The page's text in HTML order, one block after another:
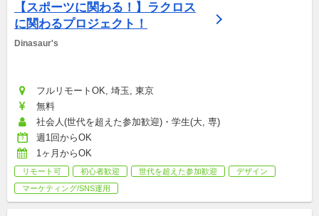
【スポーツに関わる！】ラクロス
に関わるプロジェクト！
Dinasaur's
フルリモートOK, 埼玉, 東京
無料
社会人(世代を超えた参加歓迎)・学生(大, 専)
週1回からOK
1ヶ月からOK
リモート可 初心者歓迎 世代を超えた参加歓迎
デザイン
マーケティング/SNS運用